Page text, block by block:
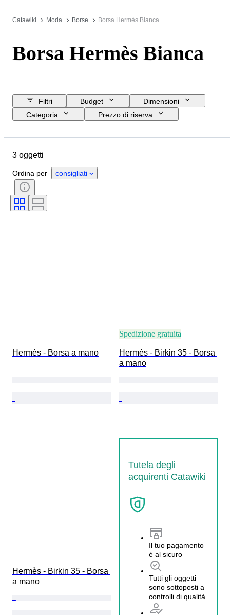
Catawiki Moda Borse Borsa Hermès Bianca
Borsa Hermès Bianca
Filtri Budget
Dimensioni
Categoria
Prezzo di riserva
Condizioni
Accessori inclusi
Motivo
Modello
3 oggetti
Ordina per consigliati
Hermès - Borsa a mano
Spedizione gratuita
Hermès - Birkin 35 - Borsa
a mano
Hermès - Birkin 35 - Borsa
a mano
Tutela degli
acquirenti Catawiki
Il tuo pagamento
è al sicuro
Tutti gli oggetti
sono sottoposti a
controlli di qualità